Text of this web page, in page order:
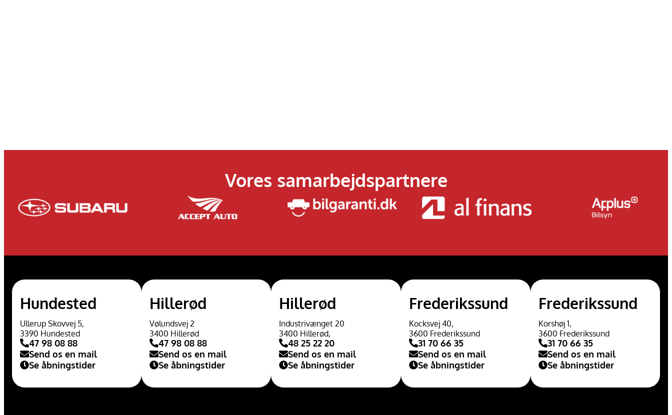
Vores samarbejdspartnere
Hundested
Ullerup Skovvej 5,
3390 Hundested
47 98 08 88
Send os en mail
Se åbningstider
Hillerød
Vølundsvej 2
3400 Hillerød
47 98 08 88
Send os en mail
Se åbningstider
Hillerød
Industrivænget 20
3400 Hillerød,
48 25 22 20
Send os en mail
Se åbningstider
Frederikssund
Kocksvej 40,
3600 Frederikssund
31 70 66 35
Send os en mail
Se åbningstider
Frederikssund
Korshøj 1,
3600 Frederikssund
31 70 66 35
Send os en mail
Se åbningstider